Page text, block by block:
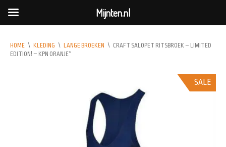
HOME \ KLEDING \ LANGE BROEKEN \ CRAFT SALOPET RITSBROEK – LIMITED
EDITION! – KPN ORANJE*
SALE
Mijnten.nl